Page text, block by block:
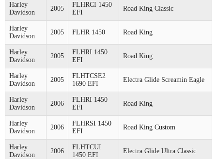
Harley
Davidson
2005
FLHRCI 1450
EFI
Road King Classic
Harley
Davidson
2005 FLHR 1450 Road King
Harley
Davidson
2005
FLHRI 1450
EFI
Road King
Harley
Davidson
2005
FLHTCSE2
1690 EFI
Electra Glide Screamin Eagle
Harley
Davidson
2006
FLHRI 1450
EFI
Road King
Harley
Davidson
2006
FLHRSI 1450
EFI
Road King Custom
Harley
Davidson
2006
FLHTCUI
1450 EFI
Electra Glide Ultra Classic